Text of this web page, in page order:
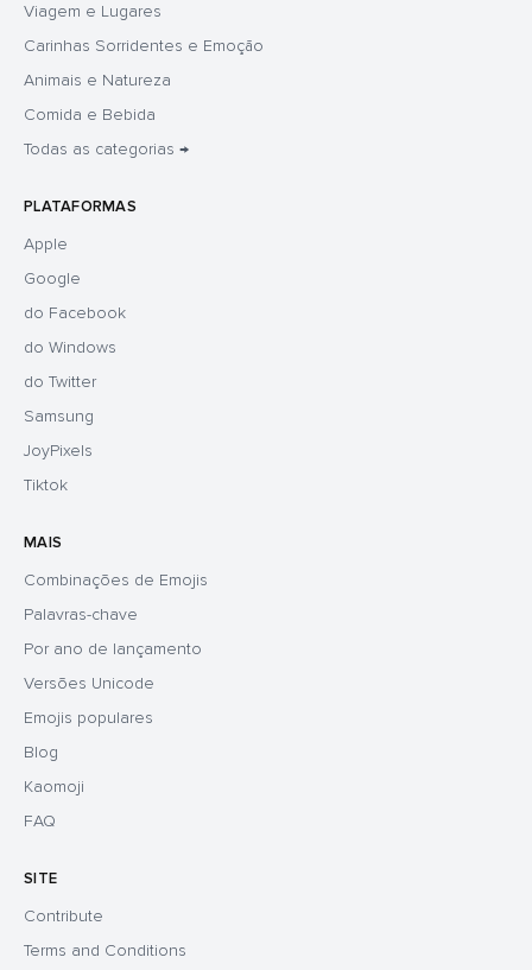
Viagem e Lugares
Carinhas Sorridentes e Emoção
Animais e Natureza
Comida e Bebida
Todas as categorias →
PLATAFORMAS
Apple
Google
do Facebook
do Windows
do Twitter
Samsung
JoyPixels
Tiktok
MAIS
Combinações de Emojis
Palavras-chave
Por ano de lançamento
Versões Unicode
Emojis populares
Blog
Kaomoji
FAQ
SITE
Contribute
Terms and Conditions